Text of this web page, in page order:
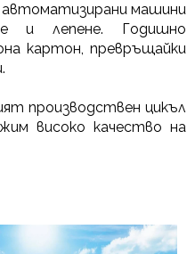
автоматизирани машини
и лепене. Годишно
картон, превръщайки
производствен цикъл
високо качество на